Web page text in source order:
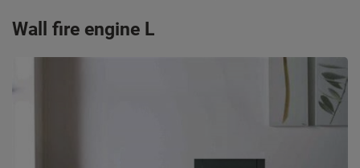
Wall fire engine L